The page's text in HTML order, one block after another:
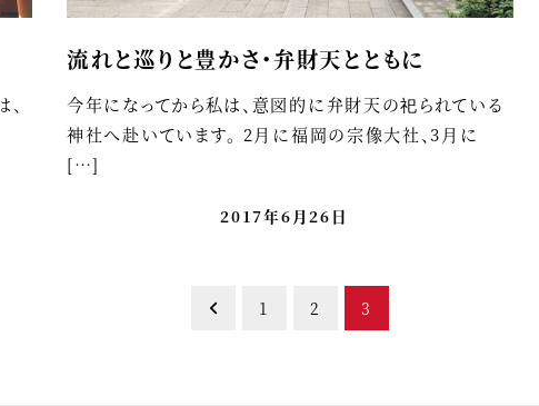
流れと巡りと豊かさ・弁財天とともに
今年になってから私は、意図的に弁財天の祀られている
神社へ赴いています。 2月に福岡の宗像大社、3月に
[…]
2017年6月26日
1 2 3